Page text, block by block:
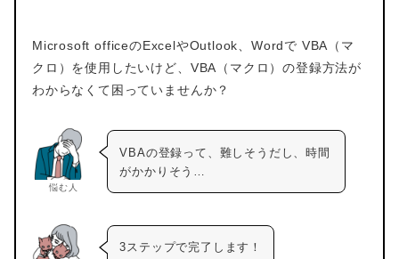
Microsoft officeのExcelやOutlook、Wordで VBA（マ
クロ）を使用したいけど、VBA（マクロ）の登録方法が
わからなくて困っていませんか？
悩む人
VBAの登録って、難しそうだし、時間
がかかりそう…
3ステップで完了します！